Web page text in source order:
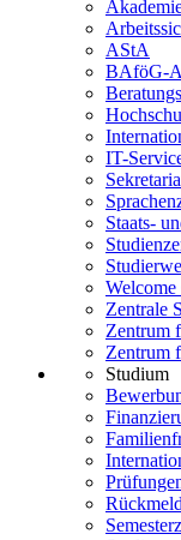
AStA
BAföG-
IT-
Staats-
Welcome
Zentrale
Zentrum
Zentrum
Studium